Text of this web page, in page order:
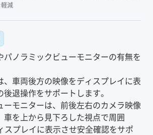
減
パノラミックビューモニターの有無を
、車両後方の映像をディスプレイに表
退操作をサポートします。
ーモニターは、前後左右のカメラ映像
車を上から見下ろした視点で周囲
スプレイに表示させ安全確認をサポ